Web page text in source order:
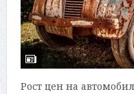
Рост цен на